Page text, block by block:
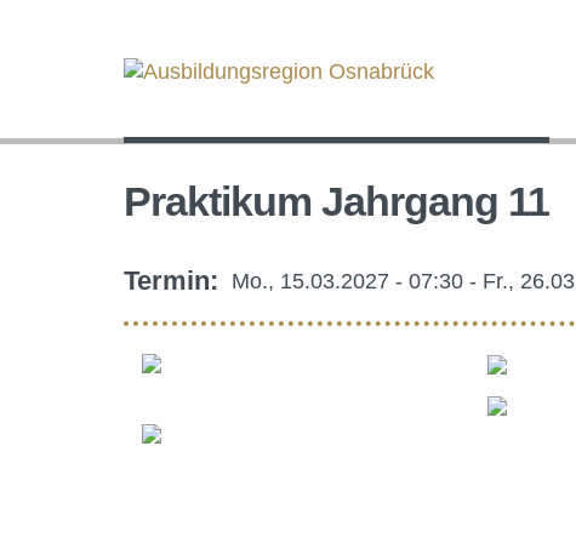
Praktikum Jahrgang 11
Termin Mo., 15.03.2027 - 07:30- Fr.,